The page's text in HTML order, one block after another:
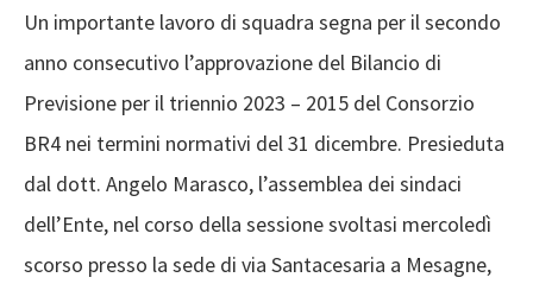
Un importante lavoro di squadra segna per il secondo
anno consecutivo l’approvazione del Bilancio di
Previsione per il triennio 2023 – 2015 del Consorzio
BR4 nei termini normativi del 31 dicembre. Presieduta
dal dott. Angelo Marasco, l’assemblea dei sindaci
dell’Ente, nel corso della sessione svoltasi mercoledì
scorso presso la sede di via Santacesaria a Mesagne,